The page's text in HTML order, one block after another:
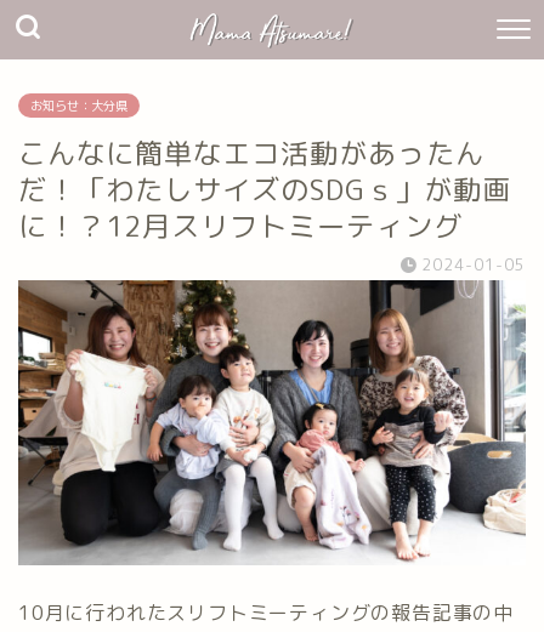
お知らせ：大分県
こんなに簡単なエコ活動があったん
だ！「わたしサイズのSDGｓ」が動画
に！？12月スリフトミーティング
2024-01-05
10月に行われたスリフトミーティングの報告記事の中